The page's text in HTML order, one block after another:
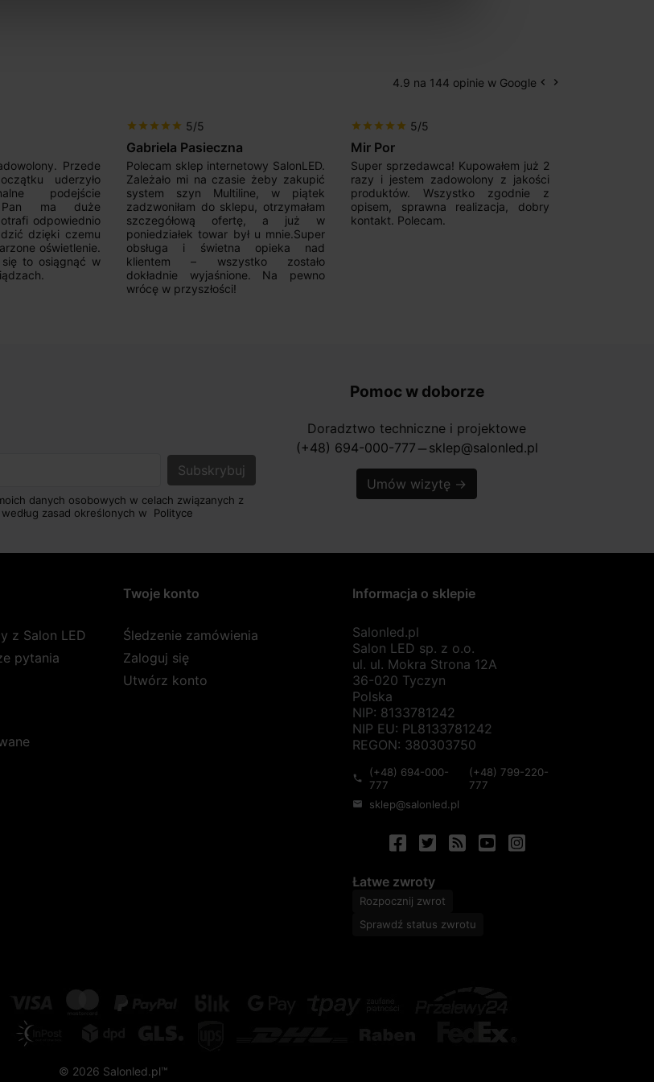
4.9 na 144 opinie w Google Poprzedni
keyboard_arrow_left Następny
keyboard_arrow_right
Przede
uderzyło
podejście
Pan ma duże
odpowiednio
dzięki czemu
oświetlenie.
się to osiągnąć w
star star star star star 5/5
Gabriela Pasieczna
Polecam sklep internetowy SalonLED.
Zależało mi na czasie żeby zakupić
system szyn Multiline, w piątek
zadzwoniłam do sklepu, otrzymałam
szczegółową ofertę, a już w
poniedziałek towar był u mnie.Super
obsługa i świetna opieka nad
klientem – wszystko zostało
dokładnie wyjaśnione. Na pewno
wrócę w przyszłości!
star star star star star 5/5
Mir Por
Super sprzedawca! Kupowałem już 2
razy i jestem zadowolony z jakości
produktów. Wszystko zgodnie z
opisem, sprawna realizacja, dobry
kontakt. Polecam.
danych osobowych w celach związanych z
zasad określonych w Polityce
Pomoc w doborze
Doradztwo techniczne i projektowe
(+48) 694-000-777 horizontal_rule sklep@salonled.pl
Umów wizytę →
z Salon LED
pytania
Twoje konto
Śledzenie zamówienia
Zaloguj się
Utwórz konto
Informacja o sklepie
Salonled.pl
Salon LED sp. z o.o.
ul. ul. Mokra Strona 12A
36-020 Tyczyn
Polska
NIP: 8133781242
NIP EU: PL8133781242
REGON: 380303750
phone
(+48) 694-000-
777
(+48) 799-220-
777
mail sklep@salonled.pl
Łatwe zwroty
Rozpocznij zwrot
Sprawdź status zwrotu
© 2026 Salonled.pl™